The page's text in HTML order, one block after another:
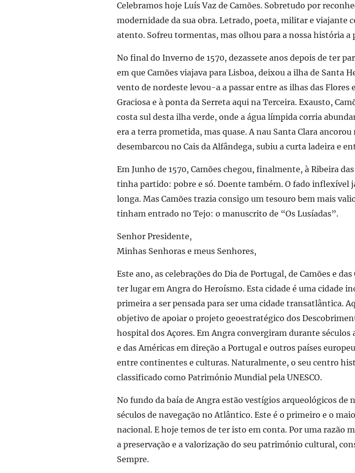
Celebramos hoje Luís Vaz de Camões. Sobretudo por
modernidade da sua obra. Letrado, poeta, militar e viajante
atento. Sofreu tormentas, mas olhou para a nossa história a
No final do Inverno de 1570, dezassete anos depois de ter
em que Camões viajava para Lisboa, deixou a ilha de Santa
vento de nordeste levou-a a passar entre as ilhas das Flores
Graciosa e à ponta da Serreta aqui na Terceira. Exausto,
costa sul desta ilha verde, onde a água límpida corria
era a terra prometida, mas quase. A nau Santa Clara ancorou
desembarcou no Cais da Alfândega, subiu a curta ladeira e
Em Junho de 1570, Camões chegou, finalmente, à Ribeira
tinha partido: pobre e só. Doente também. O fado inflexível
longa. Mas Camões trazia consigo um tesouro bem mais
tinham entrado no Tejo: o manuscrito de “Os Lusíadas”.
Senhor Presidente,
Minhas Senhoras e meus Senhores,
Este ano, as celebrações do Dia de Portugal, de Camões e
ter lugar em Angra do Heroísmo. Esta cidade é uma cidade
primeira a ser pensada para ser uma cidade transatlântica.
objetivo de apoiar o projeto geoestratégico dos
hospital dos Açores. Em Angra convergiram durante séculos
e das Américas em direção a Portugal e outros países
entre continentes e culturas. Naturalmente, o seu centro
classificado como Património Mundial pela UNESCO.
No fundo da baía de Angra estão vestígios arqueológicos de
séculos de navegação no Atlântico. Este é o primeiro e o
nacional. E hoje temos de ter isto em conta. Por uma razão
a preservação e a valorização do seu património cultural,
Sempre.